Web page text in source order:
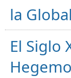
la
El Siglo